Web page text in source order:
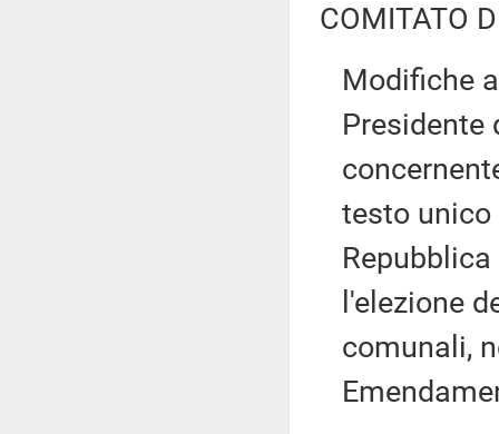
COMITATO
Modifiche
Presidente
testo unico
l'elezione
comunali,